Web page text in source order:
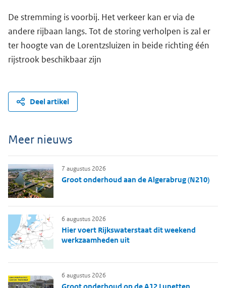
De stremming is voorbij. Het verkeer kan er via de
andere rijbaan langs. Tot de storing verholpen is zal er
ter hoogte van de Lorentzsluizen in beide richting één
rijstrook beschikbaar zijn
Deel artikel
Meer nieuws
Groot onderhoud aan de Algerabrug (N210)
7 augustus 2026
Hier voert Rijkswaterstaat dit weekend
werkzaamheden uit
6 augustus 2026
Groot onderhoud op de A12 Lunetten
6 augustus 2026